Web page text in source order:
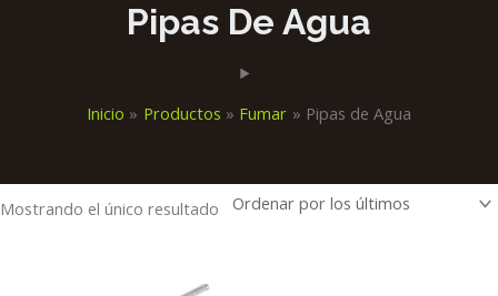
Pipas De Agua
Inicio Productos Fumar Pipas de Agua
Mostrando el único resultado